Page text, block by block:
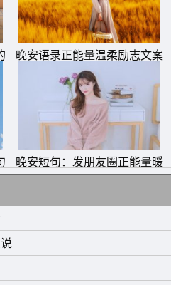
，不用多大，最好窗外有阳
晚安语录正能量温柔励志文案
晚安短句：发朋友圈正能量暖
心话